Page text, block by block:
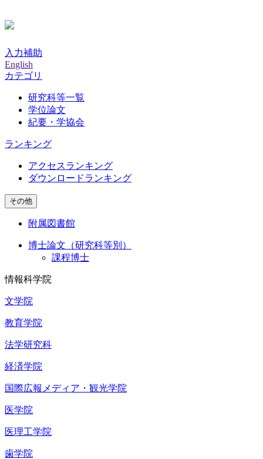
入力補助
English
カテゴリ
研究科等一覧
学位論文
紀要・学協会
ランキング
アクセスランキング
ダウンロードランキング
その他
附属図書館
博士論文（研究科等別）
課程博士
情報科学院
文学院
教育学院
法学研究科
経済学院
国際広報メディア・観光学院
医学院
医理工学院
歯学院